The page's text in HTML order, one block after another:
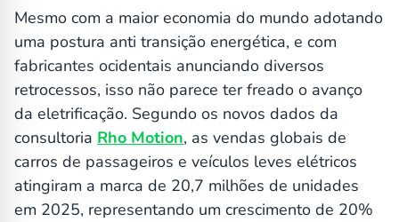
Mesmo com a maior economia do mundo adotando
uma postura anti transição energética, e com
fabricantes ocidentais anunciando diversos
retrocessos, isso não parece ter freado o avanço
da eletrificação. Segundo os novos dados da
consultoria Rho Motion, as vendas globais de
carros de passageiros e veículos leves elétricos
atingiram a marca de 20,7 milhões de unidades
em 2025, representando um crescimento de 20%